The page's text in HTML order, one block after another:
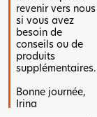
revenir vers nous
si vous avez
besoin de
conseils ou de
produits
supplémentaires.
Bonne journée,
Irina